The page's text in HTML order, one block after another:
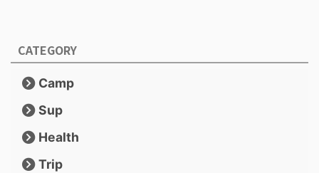
CATEGORY
Camp
Sup
Health
Trip